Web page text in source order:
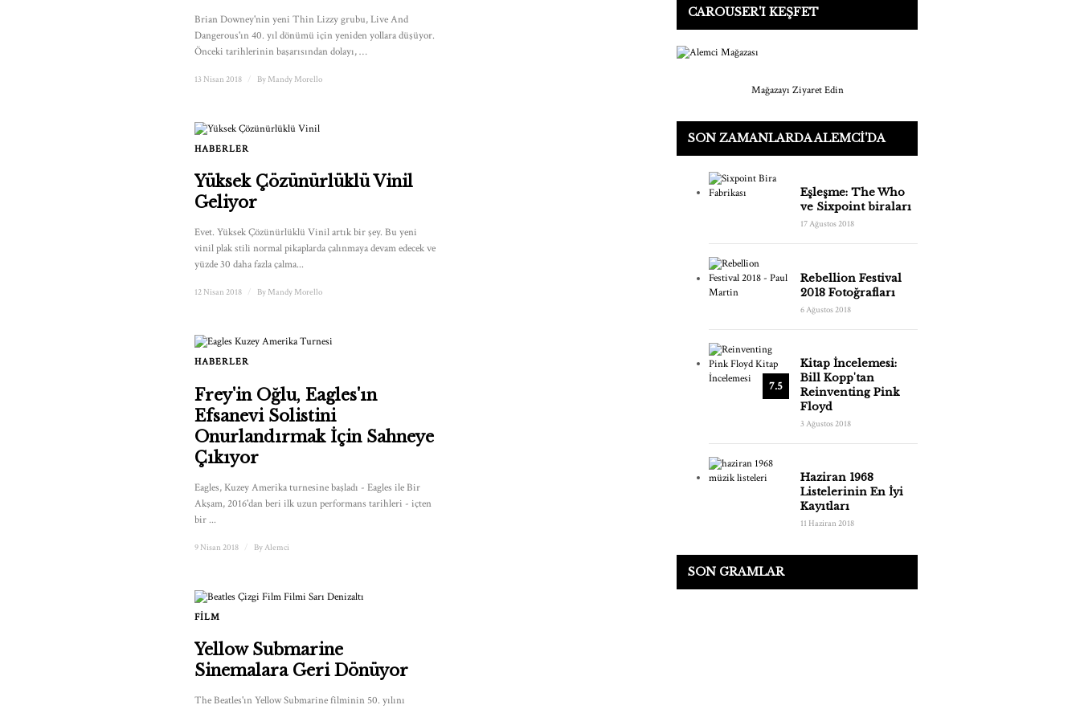
Brian Downey'nin yeni Thin Lizzy grubu, Live And
Dangerous'ın 40. yıl dönümü için yeniden yollara düşüyor.
Önceki tarihlerinin başarısından dolayı, …
13 Nisan 2018 By Mandy Morello
HABERLER
Yüksek Çözünürlüklü Vinil
Geliyor
Evet. Yüksek Çözünürlüklü Vinil artık bir şey. Bu yeni
vinil plak stili normal pikaplarda çalınmaya devam edecek ve
yüzde 30 daha fazla çalma...
12 Nisan 2018 By Mandy Morello
HABERLER
Frey'in Oğlu, Eagles'ın
Efsanevi Solistini
Onurlandırmak İçin Sahneye
Çıkıyor
Eagles, Kuzey Amerika turnesine başladı - Eagles ile Bir
Akşam, 2016'dan beri ilk uzun performans tarihleri - içten
bir ...
9 Nisan 2018 ByAlemci
FILM
Yellow Submarine
Sinemalara Geri Dönüyor
The Beatles'ın Yellow Submarine filminin 50. yılını
CAROUSER'I KEŞFET
Mağazayı Ziyaret Edin
SON ZAMANLARDA ALEMCI'DA
Eşleşme: The Who
ve Sixpoint biraları
17 Ağustos 2018
Rebellion Festival
2018 Fotoğrafları
6 Ağustos 2018
7.5
Kitap İncelemesi:
Bill Kopp'tan
Reinventing Pink
Floyd
3 Ağustos 2018
Haziran 1968
Listelerinin En İyi
Kayıtları
11 Haziran 2018
SON GRAMLAR